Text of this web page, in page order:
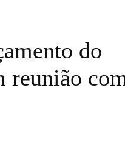
do
reunião